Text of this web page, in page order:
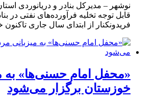
نوشهر – مدیرکل بنادر و دریانوردی
قابل توجه تخلیه فرآورده‌های نفتی در
فریدونکنار از ابتدای سال جاری تاکنون
«محفل امام حسنی‌ها» به
خوزستان برگزار می‌شود